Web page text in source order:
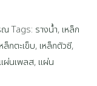
ณ Tags: รางน้ำ, เหล็ก
ล็กตะเข็บ, เหล็กตัวซี,
แผ่นเพลส, แผ่น